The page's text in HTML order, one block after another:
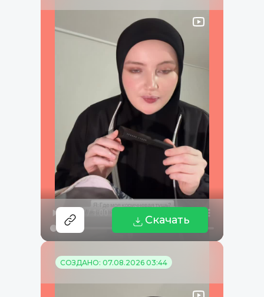
Скачать
СОЗДАНО: 07.08.2026 03:44